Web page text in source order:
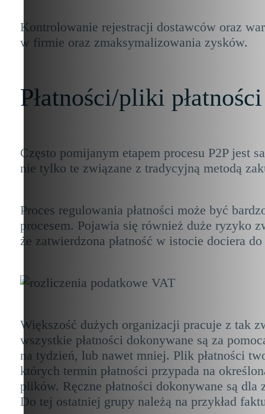
Kontrolowanie rejestracji dostawców oraz
w firmie oraz zmaksymalizowania zysków.
Płatności/pliki płatności
Często pomijanym etapem procesu P2P jest
nie tylko te związane z tradycyjną metodą
Proces regulowania płatności może być
procesem. Pojawia się również duże ryzyko
że zatwierdzona płatność w istocie dociera
Większość dużych organizacji pracuje z tak
wszystkie płatności dokonywane są za
na tydzień, lub nawet mniej. Plik płatności
których termin płatności przypada na
plików. Ręczne płatności dokonywane są
Do tej ostatniej grupy należą na przykład